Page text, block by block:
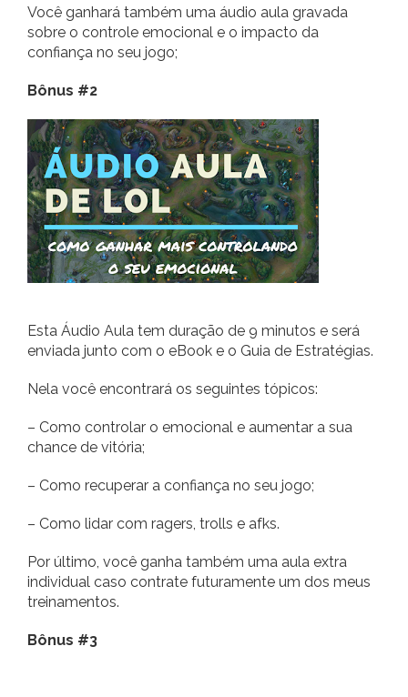
Você ganhará também uma áudio aula gravada
sobre o controle emocional e o impacto da
confiança no seu jogo;
Bônus #2
Esta Áudio Aula tem duração de 9 minutos e será
enviada junto com o eBook e o Guia de Estratégias.
Nela você encontrará os seguintes tópicos:
– Como controlar o emocional e aumentar a sua
chance de vitória;
– Como recuperar a confiança no seu jogo;
– Como lidar com ragers, trolls e afks.
Por último, você ganha também uma aula extra
individual caso contrate futuramente um dos meus
treinamentos.
Bônus #3